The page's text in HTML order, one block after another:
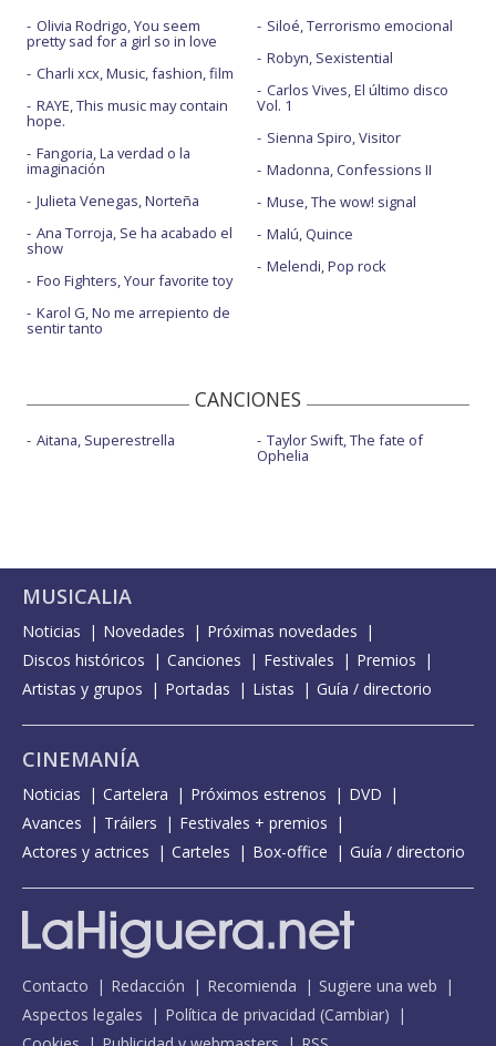
Olivia Rodrigo, You seem
pretty sad for a girl so in love
Charli xcx, Music, fashion, film
RAYE, This music may contain
hope.
Fangoria, La verdad o la
imaginación
Julieta Venegas, Norteña
Ana Torroja, Se ha acabado el
show
Foo Fighters, Your favorite toy
Karol G, No me arrepiento de
sentir tanto
Siloé, Terrorismo emocional
Robyn, Sexistential
Carlos Vives, El último disco
Vol. 1
Sienna Spiro, Visitor
Madonna, Confessions II
Muse, The wow! signal
Malú, Quince
Melendi, Pop rock
CANCIONES
Aitana, Superestrella Taylor Swift, The fate of
Ophelia
MUSICALIA
Noticias Novedades
Próximas novedades
Discos históricos
Canciones Festivales
Premios
Artistas y grupos
Portadas Listas Guía / directorio
CINEMANÍA
Noticias Cartelera Próximos estrenos
DVD
Avances
Tráilers
Festivales + premios
Actores y actrices
Carteles Box-office Guía / directorio
Contacto Redacción Recomienda
Sugiere una web
Aspectos legales
Política de privacidad (Cambiar)